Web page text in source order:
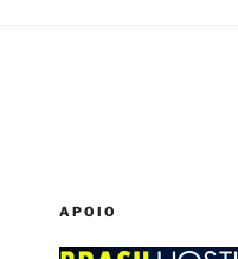
APOIO